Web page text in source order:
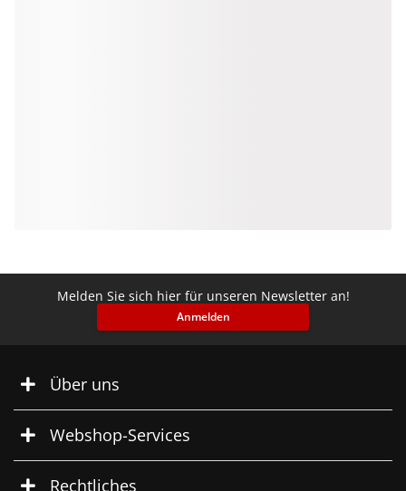
Melden Sie sich hier für unseren Newsletter an!
Anmelden
Über uns
Webshop-Services
Rechtliches